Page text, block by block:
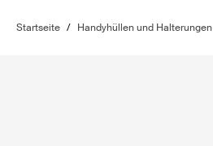
Startseite / Handyhüllen und Halterungen